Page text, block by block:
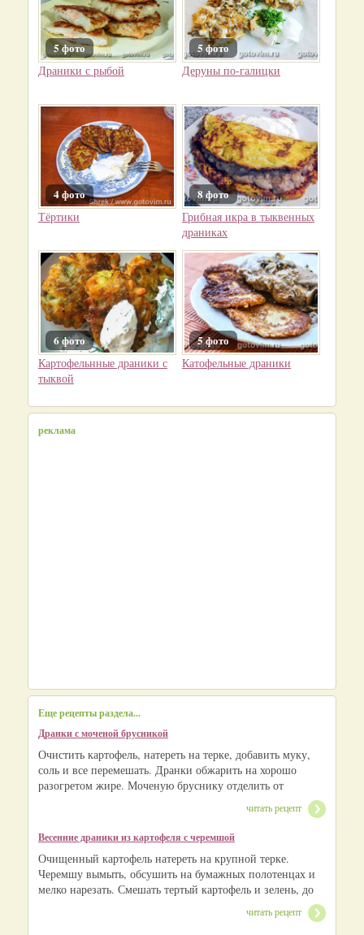
5 фото
Драники с рыбой
5 фото
Деруны по-галицки
4 фото
Тёртики
8 фото
Грибная икра в тыквенных
драниках
6 фото
Картофельнные драники с
тыквой
5 фото
Катофельные драники
реклама
Еще рецепты раздела...
Дранки с моченой брусникой
Очистить картофель, натереть на терке, добавить муку,
соль и все перемешать. Дранки обжарить на хорошо
разогретом жире. Моченую бруснику отделить от
читать рецепт
Весенние драники из картофеля с черемшой
Очищенный картофель натереть на крупной терке.
Черемшу вымыть, обсушить на бумажных полотенцах и
мелко нарезать. Смешать тертый картофель и зелень, до
читать рецепт